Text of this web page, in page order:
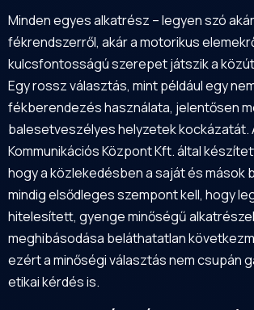
Minden egyes alkatrész – legyen szó
fékrendszerről, akár a motorikus
kulcsfontosságú szerepet játszik a
Egy rossz választás, mint például egy
fékberendezés használata, jelentősen
balesetveszélyes helyzetek kockázatát.
Kommunikációs Központ Kft. által
hogy a közlekedésben a saját és mások
mindig elsődleges szempont kell, hogy
hitelesített, gyenge minőségű
meghibásodása beláthatatlan
ezért a minőségi választás nem csupán
etikai kérdés is.